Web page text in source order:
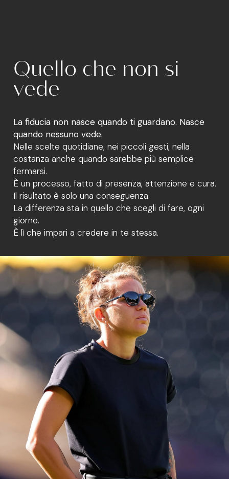
Quello che non si
vede
La fiducia non nasce quando ti guardano. Nasce
quando nessuno vede.
Nelle scelte quotidiane, nei piccoli gesti, nella
costanza anche quando sarebbe più semplice
fermarsi.
È un processo, fatto di presenza, attenzione e cura.
Il risultato è solo una conseguenza.
La differenza sta in quello che scegli di fare, ogni
giorno.
È lì che impari a credere in te stessa.